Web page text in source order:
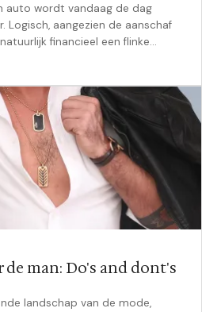
auto wordt vandaag de dag
Logisch, aangezien de aanschaf
financieel een flinke
kun je ...
de man: Do's and dont's
landschap van de mode,